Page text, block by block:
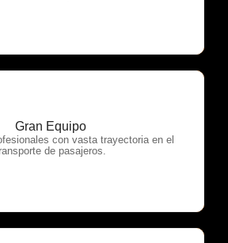
Gran Equipo
con vasta trayectoria en el
de pasajeros.
OTP Servicios